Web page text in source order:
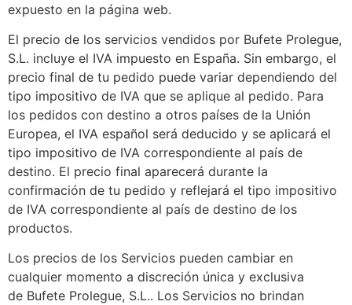
expuesto en la página web.
El precio de los servicios vendidos por Bufete Prolegue,
S.L. incluye el IVA impuesto en España. Sin embargo, el
precio final de tu pedido puede variar dependiendo del
tipo impositivo de IVA que se aplique al pedido. Para
los pedidos con destino a otros países de la Unión
Europea, el IVA español será deducido y se aplicará el
tipo impositivo de IVA correspondiente al país de
destino. El precio final aparecerá durante la
confirmación de tu pedido y reflejará el tipo impositivo
de IVA correspondiente al país de destino de los
productos.
Los precios de los Servicios pueden cambiar en
cualquier momento a discreción única y exclusiva
de Bufete Prolegue, S.L.. Los Servicios no brindan